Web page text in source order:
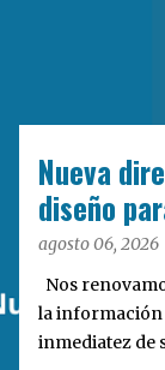
Nueva
diseño
agosto 06, 2026
Nos
la información
inmediatez de